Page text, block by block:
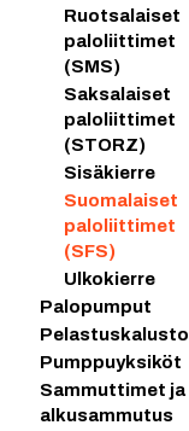
Ruotsalaiset
paloliittimet
(SMS)
Saksalaiset
paloliittimet
(STORZ)
Sisäkierre
Suomalaiset
paloliittimet
(SFS)
Ulkokierre
Palopumput
Pelastuskalusto
Pumppuyksiköt
Sammuttimet ja
alkusammutus